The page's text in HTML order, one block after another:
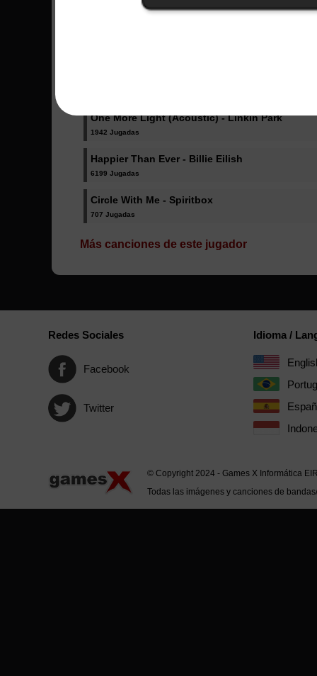
One More Light (Acoustic) - Linkin Park
1942 Jugadas
Happier Than Ever - Billie Eilish
6199 Jugadas
Circle With Me - Spiritbox
707 Jugadas
Más canciones de este jugador
Redes Sociales
Facebook
Twitter
Idioma /
© Copyright 2024 - Games X Informática
Todas las imágenes y canciones de